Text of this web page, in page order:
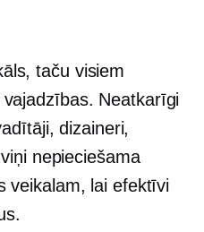
taču visiem
Neatkarīgi
dizaineri,
nepieciešama
veikalam, lai efektīvi